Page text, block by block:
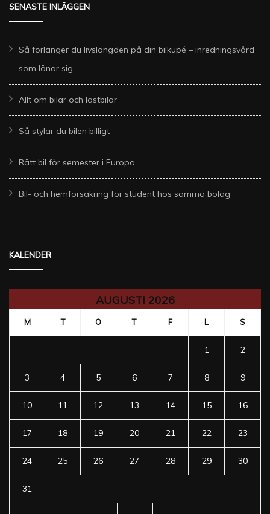
SENASTE INLÄGGEN
Så förlänger du livslängden på din bilkupé – inredningsvård
som lönar sig
Allt om bilar och lastbilar
Så stylar du bilen billigt
Rätt bil för semester i Europa
Bil- och hemförsäkring för student hos samma bolag
KALENDER
AUGUSTI 2026
M T O T F L S
1 2
3 4 5 6 7 8 9
10 11 12 13 14 15 16
17 18 19 20 21 22 23
24 25 26 27 28 29 30
31